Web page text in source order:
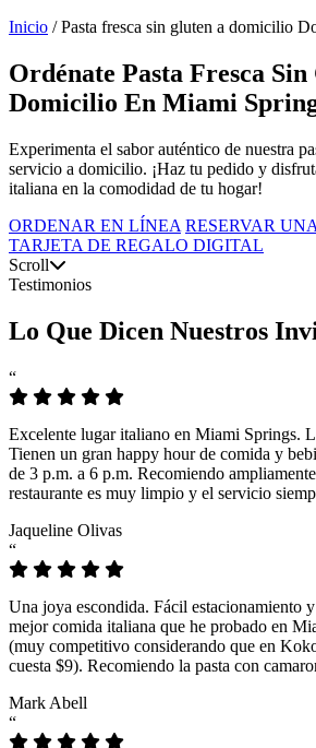
Inicio / Pasta fresca sin gluten a domicilio
Ordénate Pasta Fresca
Domicilio En Miami
Experimenta el sabor auténtico de nuestra
servicio a domicilio. ¡Haz tu pedido y
italiana en la comodidad de tu hogar!
ORDENAR EN LÍNEA RESERVAR
TARJETA DE REGALO DIGITAL
Scroll
Testimonios
Lo Que Dicen Nuestros
“
Excelente lugar italiano en Miami Springs.
Tienen un gran happy hour de comida y
de 3 p.m. a 6 p.m. Recomiendo
restaurante es muy limpio y el servicio
Jaqueline Olivas
“
Una joya escondida. Fácil estacionamiento
mejor comida italiana que he probado en
(muy competitivo considerando que en
cuesta $9). Recomiendo la pasta con
Mark Abell
“